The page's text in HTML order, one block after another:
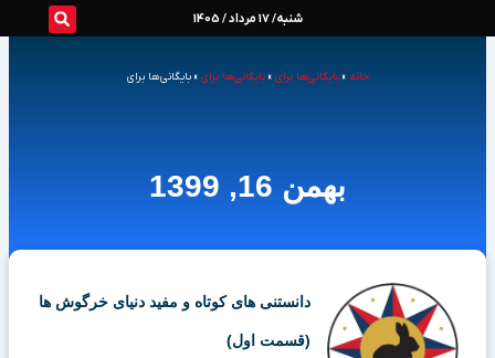
شنبه/ 17 مرداد / 1405
خانه »بایگانی‌ها برای »بایگانی‌ها برای »بایگانی‌ها برای
بهمن 16, 1399
دانستنی‌ های کوتاه و مفید دنیای خرگوش‌ ها
(قسمت اول)